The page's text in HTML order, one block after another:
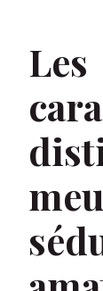
Les